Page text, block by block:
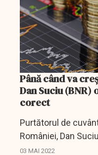
Până când va
Dan Suciu (BNR)
corect
Purtătorul de
României, Dan
indicelui ROBOR,
03 MAI 2022